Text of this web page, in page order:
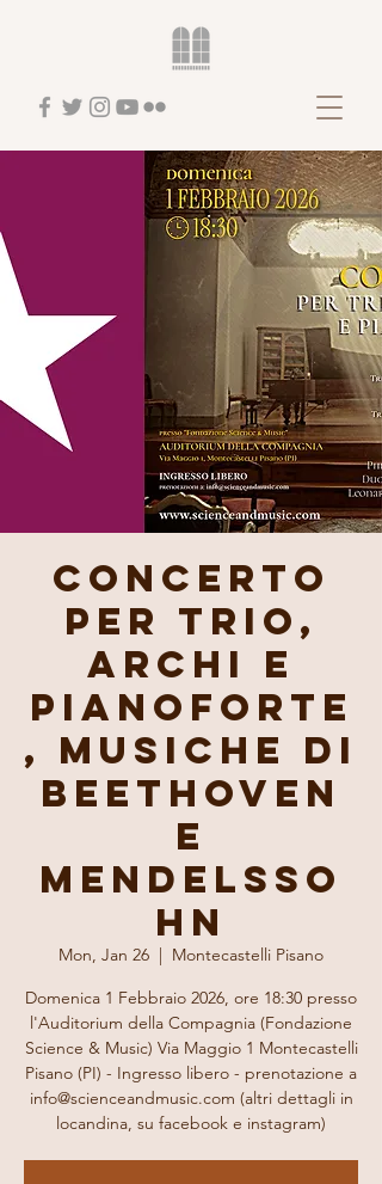
Concerto
per Trio,
Archi e
Pianoforte
, musiche di
Beethoven
e
Mendelsso
hn
Mon, Jan 26
  |
Montecastelli Pisano
Domenica 1 Febbraio 2026, ore 18:30 presso
l'Auditorium della Compagnia (Fondazione
Science & Music) Via Maggio 1 Montecastelli
Pisano (PI) - Ingresso libero - prenotazione a
info@scienceandmusic.com (altri dettagli in
locandina, su facebook e instagram)